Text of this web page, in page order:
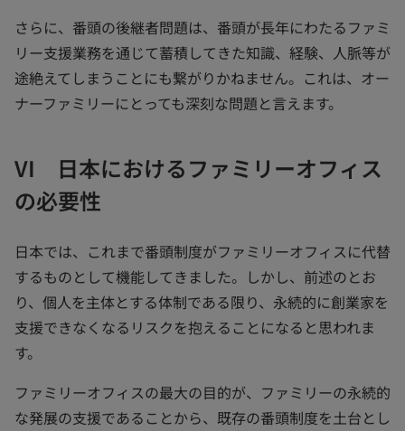
さらに、番頭の後継者問題は、番頭が長年にわたるファミ
リー支援業務を通じて蓄積してきた知識、経験、人脈等が
途絶えてしまうことにも繋がりかねません。これは、オー
ナーファミリーにとっても深刻な問題と言えます。
VI 日本におけるファミリーオフィス
の必要性
日本では、これまで番頭制度がファミリーオフィスに代替
するものとして機能してきました。しかし、前述のとお
り、個人を主体とする体制である限り、永続的に創業家を
支援できなくなるリスクを抱えることになると思われま
す。
ファミリーオフィスの最大の目的が、ファミリーの永続的
な発展の支援であることから、既存の番頭制度を土台とし